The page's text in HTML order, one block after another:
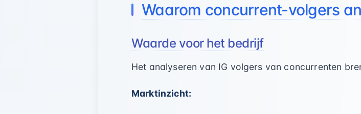
Waarom concurrent-volgers
Waarde voor het bedrijf
Het analyseren van IG volgers van concurrenten
Marktinzicht: